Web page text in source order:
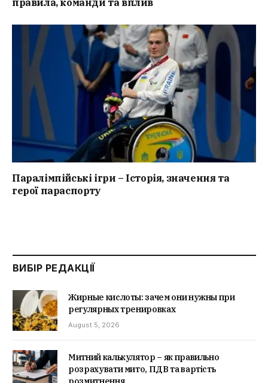
правила, команди та вплив
Паралімпійські ігри – Історія, значення та
герої параспорту
ВИБІР РЕДАКЦІЇ
Жирные кислоты: зачем они нужны при
регулярных тренировках
August 5, 2026
Митний калькулятор – як правильно
розрахувати мито, ПДВ та вартість